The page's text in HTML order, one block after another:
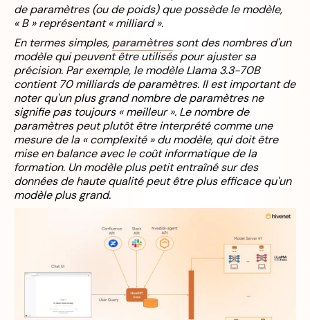
de paramètres (ou de poids) que possède le modèle,
« B » représentant « milliard ».
En termes simples, paramètressont des nombres d'un
modèle qui peuvent être utilisés pour ajuster sa
précision. Par exemple, le modèle Llama 3.3-70B
contient 70 milliards de paramètres. Il est important de
noter qu'un plus grand nombre de paramètres ne
signifie pas toujours « meilleur ». Le nombre de
paramètres peut plutôt être interprété comme une
mesure de la « complexité » du modèle, qui doit être
mise en balance avec le coût informatique de la
formation. Un modèle plus petit entraîné sur des
données de haute qualité peut être plus efficace qu'un
modèle plus grand.